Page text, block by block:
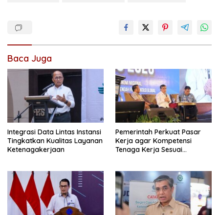
Baca Juga
Integrasi Data Lintas Instansi
Tingkatkan Kualitas Layanan
Ketenagakerjaan
Pemerintah Perkuat Pasar
Kerja agar Kompetensi
Tenaga Kerja Sesuai